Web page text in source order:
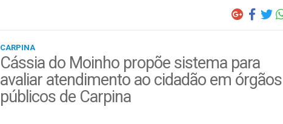
CARPINA
Cássia do Moinho propõe sistema para
avaliar atendimento ao cidadão em órgãos
públicos de Carpina